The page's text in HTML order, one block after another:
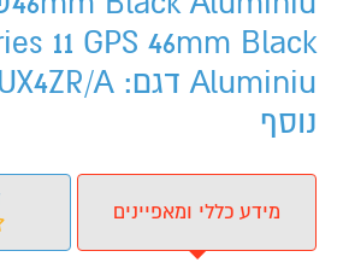
11 GPS 46mm Black
נוסף
מידע כללי ומאפיינים